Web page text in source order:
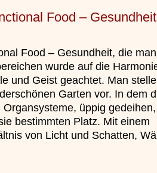
Food –
Food – Gesundheit, die
wurde auf die
und Geist geachtet. Man
Garten vor. In dem
üppig
bestimmten Platz. Mit einem
von Licht und Schatten,